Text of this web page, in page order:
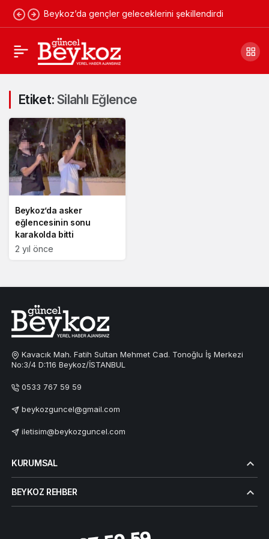
Beykoz’da gençler geleceklerini şekillendirdi
Etiket: Silahlı Eğlence
Beykoz’da asker
eğlencesinin sonu
karakolda bitti
2 yıl önce
Kavacık Mah. Fatih Sultan Mehmet Cad. Tonoğlu İş Merkezi
No:3/4 D:116 Beykoz/İSTANBUL
0533 767 59 59
beykozguncel@gmail.com
iletisim@beykozguncel.com
KURUMSAL
BEYKOZ REHBER